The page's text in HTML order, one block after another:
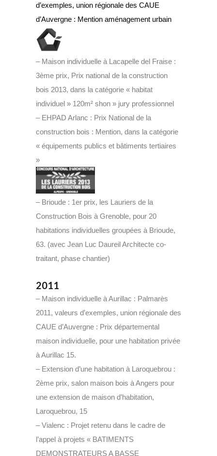
d’exemples, union régionale des CAUE
d’Auvergne : Mention aménagement urbain
– Maison individuelle à Lacapelle del Fraise :
3ème prix, Prix national de la construction
bois 2013, dans la catégorie « habitat
individuel » 120m² shon » jury professionnel
– EHPAD Arlanc : Prix National de la
construction bois : Mention, dans la catégorie
« équipements publics et bâtiments tertiaires
»
– Brioude : 1er prix, les Lauriers de la
Construction Bois à Grenoble, pour 20
habitations individuelles groupées à Brioude,
63. (avec Jean Luc Daureil Architecte co-
traitant, phase chantier)
2011
– Maison individuelle à Aurillac : Palmarès
2011, valeurs d’exemples, union régionale des
CAUE d’Auvergne : Prix départemental
maison individuelle, pour une habitation privée
à Aurillac 15.
– Extension d’une habitation à Laroquebrou :
2ème prix, salon maison bois à Angers pour
une extension de maison d’habitation,
Laroquebrou, 15
– Vialenc : Projet retenu dans le cadre de
l’appel à projets « BATIMENTS
DEMONSTRATEURS A BASSE